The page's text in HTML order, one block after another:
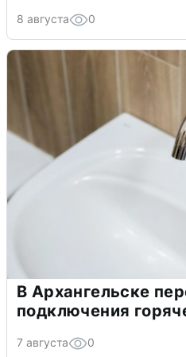
8 августа 0
В Архангельске
подключения
7 августа 0